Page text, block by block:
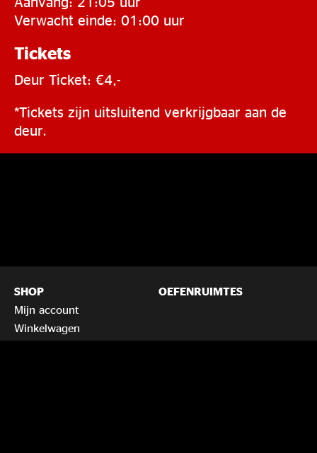
Verwacht einde: 01:00 uur
Tickets
Deur Ticket: €4,-
*Tickets zijn uitsluitend verkrijgbaar aan de
deur.
SHOP
Mijn account
Winkelwagen
OEFENRUIMTES